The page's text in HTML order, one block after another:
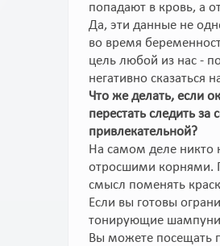
попадают в кровь, а
Да, эти данные не
во время
цель любой из нас -
негативно сказаться
Что же делать, если
перестать следить
привлекательной?
На самом деле никто
отросшими корнями.
смысл поменять
Если вы готовы
тонирующие шампуни
Вы можете посещать